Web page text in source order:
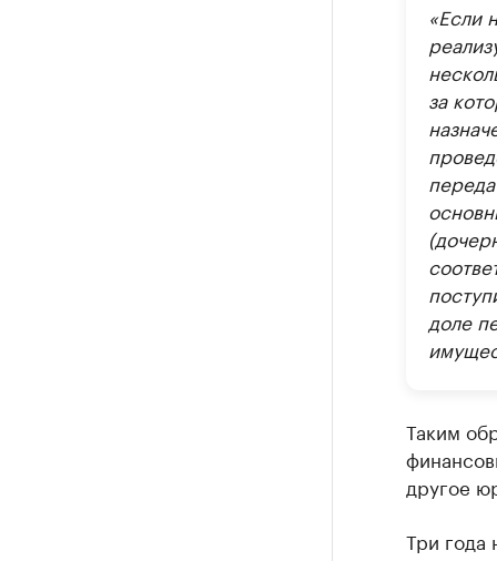
«Если
за
доле
Таким
другое
Три года